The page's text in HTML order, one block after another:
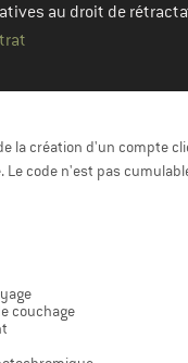
au droit de
création d'un compte
code n'est pas
couchage